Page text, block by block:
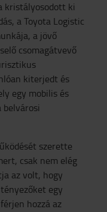
kristályosodott ki
a Toyota Logistic
a jövő
csomagátvevő
kiterjedt és
egy mobilis és
szerette
csak nem elég
az volt, hogy
egy
hozzá az